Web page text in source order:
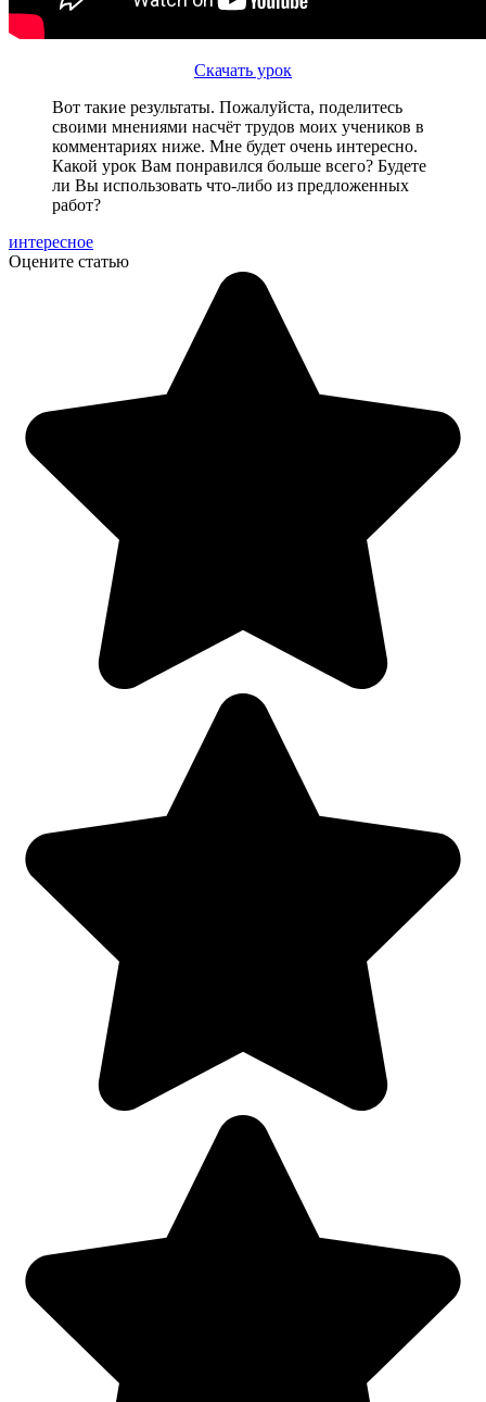
Скачать урок
Вот такие результаты. Пожалуйста, поделитесь
своими мнениями насчёт трудов моих учеников в
комментариях ниже. Мне будет очень интересно.
Какой урок Вам понравился больше всего? Будете
ли Вы использовать что-либо из предложенных
работ?
интересное
Оцените статью